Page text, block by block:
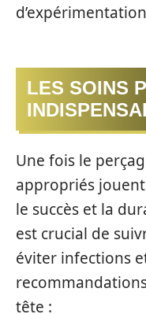
LES SOINS
Une fois le
appropriés
le succès et la
est crucial de
éviter infections
tête :